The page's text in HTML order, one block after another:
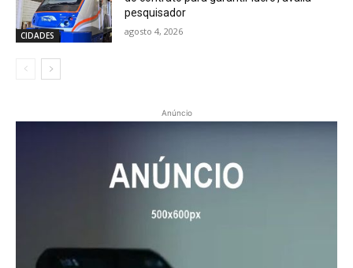
CIDADES
pesquisador
agosto 4, 2026
Anúncio